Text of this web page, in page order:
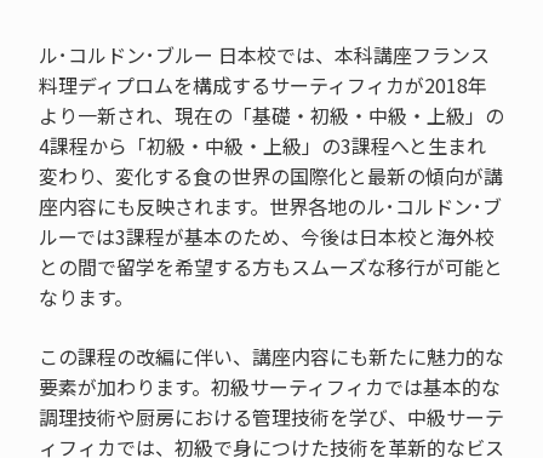
ル･コルドン･ブルー 日本校では、本科講座フランス
料理ディプロムを構成するサーティフィカが2018年
より一新され、現在の「基礎・初級・中級・上級」の
4課程から「初級・中級・上級」の3課程へと生まれ
変わり、変化する食の世界の国際化と最新の傾向が講
座内容にも反映されます。世界各地のル･コルドン･ブ
ルーでは3課程が基本のため、今後は日本校と海外校
との間で留学を希望する方もスムーズな移行が可能と
なります。
この課程の改編に伴い、講座内容にも新たに魅力的な
要素が加わります。初級サーティフィカでは基本的な
調理技術や厨房における管理技術を学び、中級サーテ
ィフィカでは、初級で身につけた技術を革新的なビス